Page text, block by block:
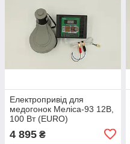
Електропривід для
медогонок Меліса-93 12В,
100 Вт (EURO)
4 895 ₴